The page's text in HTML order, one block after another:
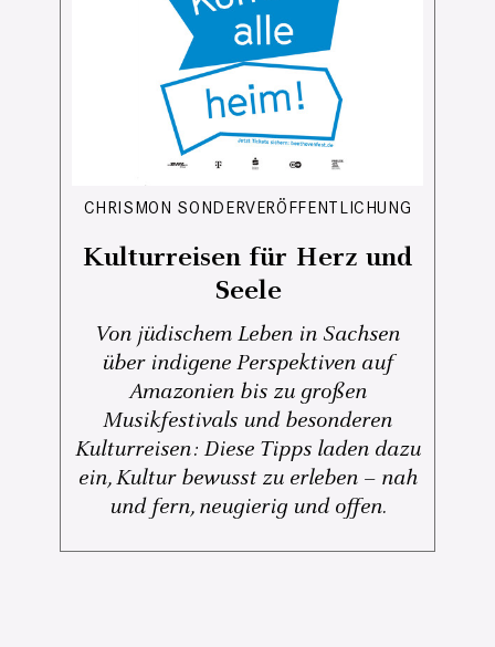
CHRISMON SONDERVERÖFFENTLICHUNG
Kulturreisen für Herz und
Seele
Von jüdischem Leben in Sachsen
über indigene Perspektiven auf
Amazonien bis zu großen
Musikfestivals und besonderen
Kulturreisen: Diese Tipps laden dazu
ein, Kultur bewusst zu erleben – nah
und fern, neugierig und offen.